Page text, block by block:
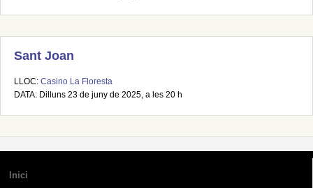
Sant Joan
LLOC: Casino La Floresta
DATA: Dilluns 23 de juny de 2025, a les 20 h
Inici